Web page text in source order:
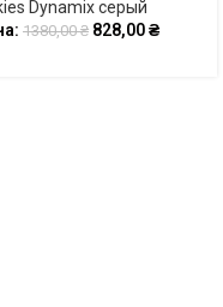
Dynamix серый
1380,00₴ 828,00₴